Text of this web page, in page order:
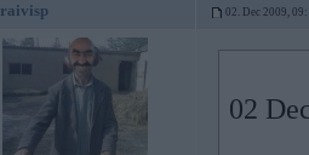
raivisp 02. Dec 2009,
02